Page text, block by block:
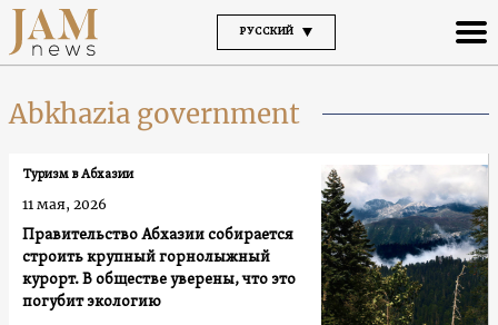
РУССКИЙ
Abkhazia government
Правительство Абхазии собирается
строить крупный горнолыжный
курорт. В обществе уверены, что это
погубит экологию
Туризм в Абхазии
11 мая, 2026